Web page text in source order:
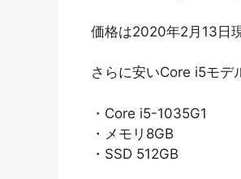
価格は2020年2月13日
さらに安いCore i5モデ
・Core i5-1035G1
・メモリ8GB
・SSD 512GB